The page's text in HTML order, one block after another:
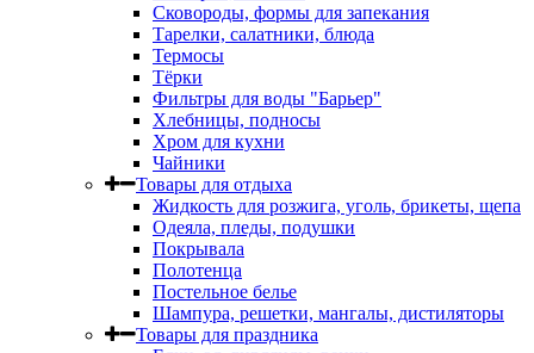
Сковороды, формы для запекания
Тарелки, салатники, блюда
Термосы
Тёрки
Фильтры для воды "Барьер"
Хлебницы, подносы
Хром для кухни
Чайники
Товары для отдыха
Жидкость для розжига, уголь, брикеты, щепа
Одеяла, пледы, подушки
Покрывала
Полотенца
Постельное белье
Шампура, решетки, мангалы, дистиляторы
Товары для праздника